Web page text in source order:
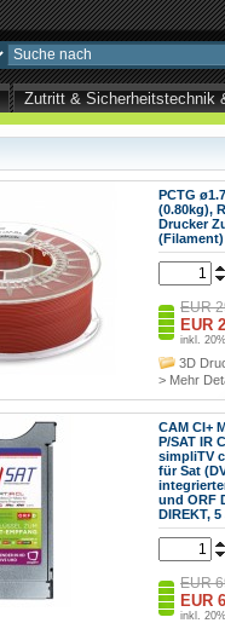
Zutritt & Sicherheitstechnik
PCTG
(0.80kg),
Drucker
(Filament)
EUR
EUR
inkl.
3D
> Mehr
CAM CI+
P/SAT IR
simpliTV
für Sat
und ORF
DIREKT,
EUR
EUR
inkl.